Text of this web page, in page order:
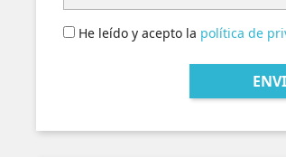
He leído y acepto la política de